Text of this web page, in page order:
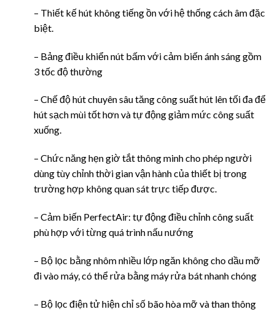
– Thiết kế hút không tiếng ồn với hệ thống cách âm đặc
biệt.
– Bảng điều khiển nút bấm với cảm biến ánh sáng gồm
3 tốc độ thường
– Chế độ hút chuyên sâu tăng công suất hút lên tối đa để
hút sạch mùi tốt hơn và tự động giảm mức công suất
xuống.
– Chức năng hẹn giờ tắt thông minh cho phép người
dùng tùy chỉnh thời gian vận hành của thiết bị trong
trường hợp không quan sát trực tiếp được.
– Cảm biến PerfectAir: tự động điều chỉnh công suất
phù hợp với từng quá trình nấu nướng
– Bộ lọc bằng nhôm nhiều lớp ngăn không cho dầu mỡ
đi vào máy, có thể rửa bằng máy rửa bát nhanh chóng
– Bộ lọc điện tử hiện chỉ số bão hòa mỡ và than thông